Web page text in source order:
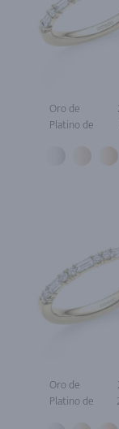
Oro de
Platino de
Oro de
Platino de